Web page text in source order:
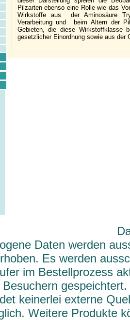
Pilzarten ebenso eine Rolle wie das
Wirkstoffe aus der Aminosäure
Verarbeitung und beim Altern der
Gebieten, die diese Wirkstoffklasse
gesetzlicher Einordnung sowie aus der
Daten werden
Es werden
im Bestellprozess
keinerlei externe
Weitere Produkte